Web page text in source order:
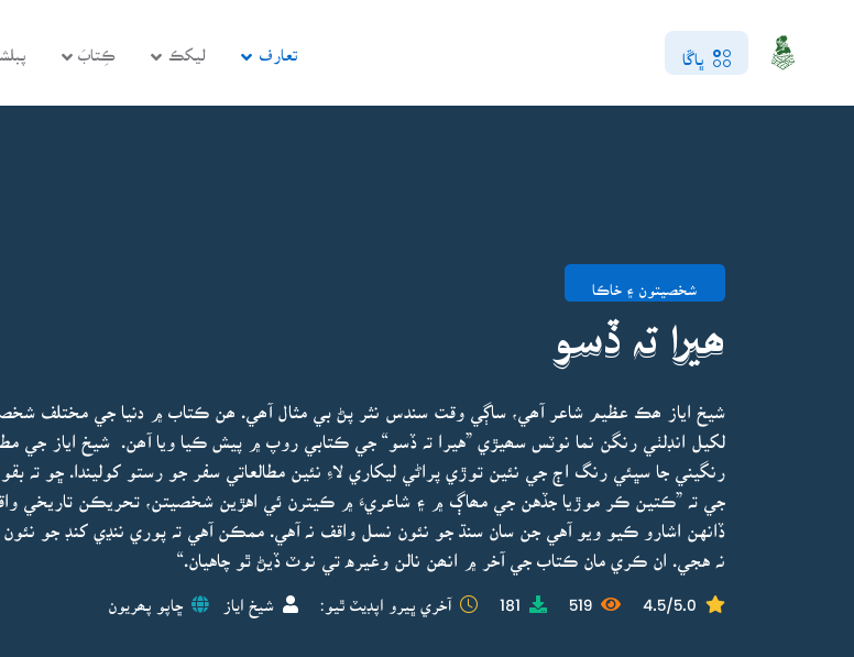
ڀاڱا تعارف ليکڪ ڪِتابَ
شخصيتون ۽ خاڪا
ھيرا تہ ڏسو
شيخ اياز ھڪ عظيم شاعر آھي، ساڳي وقت سندس نثر پڻ بي مثال آھي. ھن ڪتاب ۾ دنيا جي مختلف
لکيل انڊلٺي رنگن نما نوٽس سھيڙي ”هيرا تہ ڏسو“ جي ڪتابي روپ ۾ پيش ڪيا ويا آھن. شيخ اياز جي
رنگيني جا سڀئي رنگ اڄ جي نئين توڙي پراڻي ليکاري لاءِ نئين مطالعاتي سفر جو رستو کوليندا. ڇو تہ
جي تہ ”ڪتين ڪر موڙيا جڏهن جي مھاڳ ۾ ۽ شاعريءَ ۾ ڪيترن ئي اهڙين شخصيتن، تحريڪن تاريخي
ڏانهن اشارو ڪيو ويو آهي جن سان سنڌ جو نئون نسل واقف نہ آهي. ممڪن آهي تہ پوري ننڍي کنڊ جو
نہ هجي. ان ڪري مان ڪتاب جي آخر ۾ انھن نالن وغيره تي نوٽ ڏيڻ ٿو چاهيان.“
4.5/5.0
519
181 آخري ڀيرو اپڊيٽ ٿيو: شيخ اياز ڇاپو پھريون